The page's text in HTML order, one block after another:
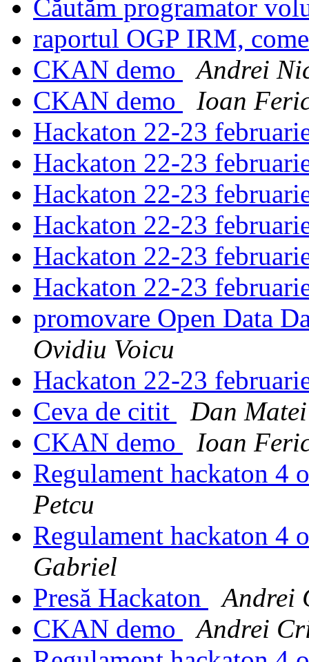
Căutăm programator
raportul OGP IRM,
CKAN demo
Andrei
CKAN demo
Ioan
Hackaton 22-23
Hackaton 22-23
Hackaton 22-23
Hackaton 22-23
Hackaton 22-23
Hackaton 22-23
promovare Open Data
Ovidiu Voicu
Hackaton 22-23
Ceva de citit
Dan Matei
CKAN demo
Ioan
Regulament hackaton 4
Petcu
Regulament hackaton 4
Gabriel
Presă Hackaton
Andrei
CKAN demo
Andrei